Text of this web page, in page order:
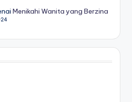
Menikahi Wanita yang Berzina